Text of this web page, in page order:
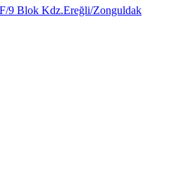
9 Blok Kdz.Ereğli/Zonguldak